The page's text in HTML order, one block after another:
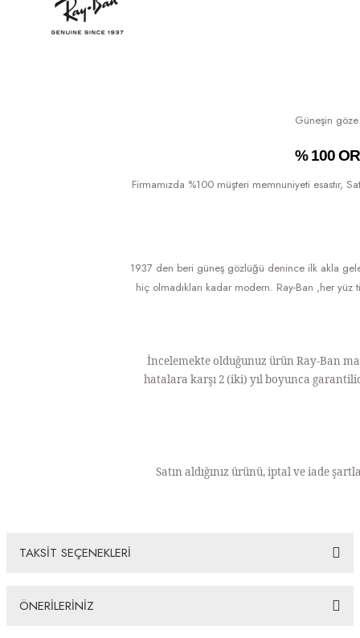
Güneşin göze
% 100
Firmamızda %100 müşteri memnuniyeti esastır,
1937 den beri güneş gözlüğü denince ilk akla
hiç olmadıkları kadar modern. Ray-Ban ,her
İncelemekte olduğunuz ürün Ray-Ban
hatalara karşı 2 (iki) yıl boyunca
Satın aldığınız ürünü, iptal ve iade
TAKSİT SEÇENEKLERİ
ÖNERİLERİNİZ